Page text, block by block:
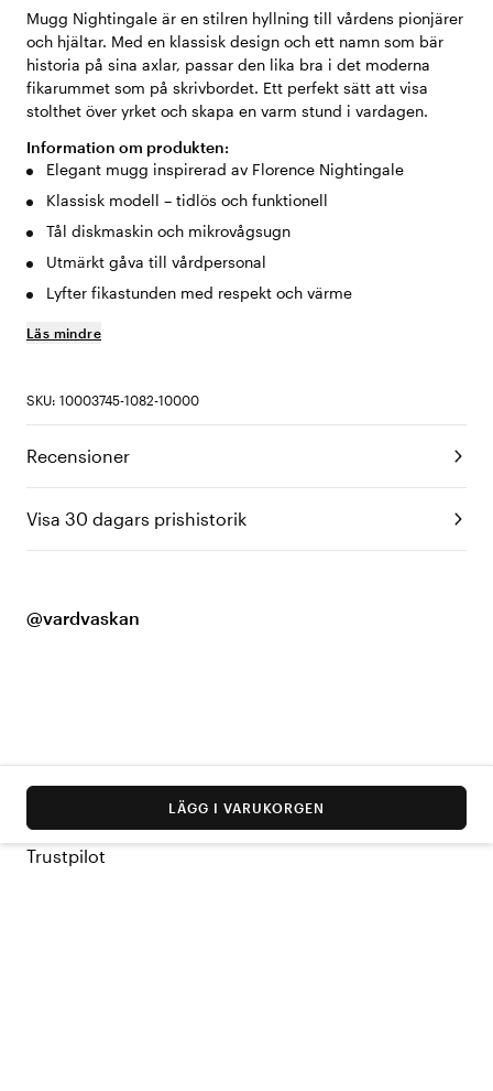
Mugg Nightingale är en stilren hyllning till vårdens pionjärer
och hjältar. Med en klassisk design och ett namn som bär
historia på sina axlar, passar den lika bra i det moderna
fikarummet som på skrivbordet. Ett perfekt sätt att visa
stolthet över yrket och skapa en varm stund i vardagen.
Information om produkten:
Elegant mugg inspirerad av Florence Nightingale
Klassisk modell – tidlös och funktionell
Tål diskmaskin och mikrovågsugn
Utmärkt gåva till vårdpersonal
Lyfter fikastunden med respekt och värme
Läs mindre
SKU: 10003745-1082-10000
Recensioner
Visa 30 dagars prishistorik
@vardvaskan
LÄGG I VARUKORGEN
Trustpilot